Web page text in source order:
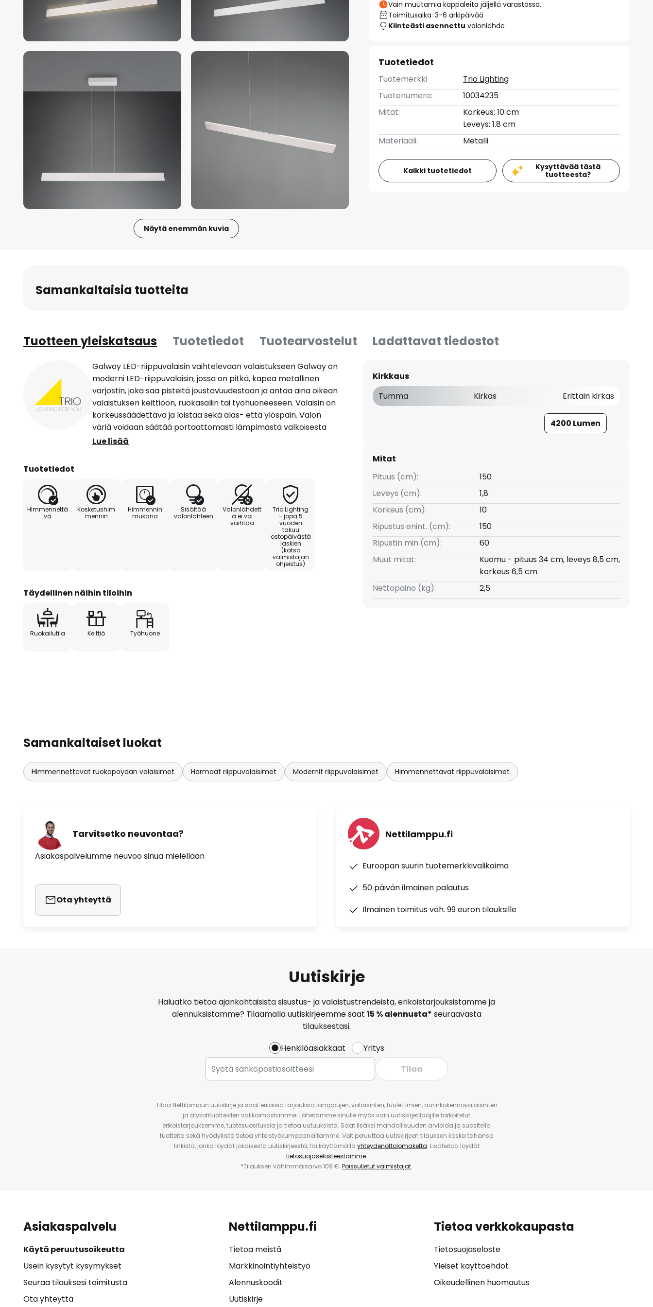
Näytä enemmän kuvia
Vain muutamia kappaleita jäljellä varastossa.
Toimitusaika: 3-6 arkipäivää
Kiinteästi asennettu valonlähde
Tuotetiedot
Tuotemerkki
Trio Lighting
Tuotenumero:
10034235
Mitat:
Korkeus: 10 cm
Leveys: 1.8 cm
Materiaali:
Metalli
Kaikki tuotetiedot
Kysyttävää tästä
tuotteesta?
Samankaltaisia tuotteita
Tuotteen yleiskatsaus Tuotetiedot Tuotearvostelut Ladattavat tiedostot
Galway LED-riippuvalaisin vaihtelevaan valaistukseen Galway on
moderni LED-riippuvalaisin, jossa on pitkä, kapea metallinen
varjostin, joka saa pisteitä joustavuudestaan ja antaa aina oikean
valaistuksen keittiöön, ruokasaliin tai työhuoneeseen. Valaisin on
korkeussäädettävä ja loistaa sekä alas- että ylöspäin. Valon
väriä voidaan säätää portaattomasti lämpimästä valkoisesta
valosta päivänvaloon valaisimessa olevan kytkimen avulla, ja
Lue lisää
Tuotetiedot
Himmennettä
vä
Kosketushim
mennin
Himmennin
mukana
Sisältää
valonlähteen
Valonlähdett
ä ei voi
vaihtaa
Trio Lighting
– jopa 5
vuoden
takuu
ostopäivästä
laskien
(katso
valmistajan
ohjeistus)
Täydellinen näihin tiloihin
Ruokailutila Keittiö Työhuone
Kirkkaus
Tumma
Kirkas Erittäin kirkas
4200 Lumen
Mitat
Pituus (cm):
150
Leveys (cm):
1,8
Korkeus (cm):
10
Ripustus enint. (cm):
150
Ripustin min (cm):
60
Muut mitat:
Kuomu - pituus 34 cm, leveys 8,5 cm,
korkeus 6,5 cm
Nettopaino (kg):
2,5
Samankaltaiset luokat
Himmennettävät ruokapöydän valaisimet Harmaat riippuvalaisimet Modernit riippuvalaisimet Himmennettävät riippuvalaisimet
Tarvitsetko neuvontaa?
Asiakaspalvelumme neuvoo sinua mielellään
Ota yhteyttä
Nettilamppu.fi
Euroopan suurin tuotemerkkivalikoima
50 päivän ilmainen palautus
Ilmainen toimitus väh. 99 euron tilauksille
Uutiskirje
Haluatko tietoa ajankohtaisista sisustus- ja valaistustrendeistä, erikoistarjouksistamme ja
alennuksistamme? Tilaamalla uutiskirjeemme saat 15 % alennusta* seuraavasta
tilauksestasi.
Henkilöasiakkaat
Yritys
Tilaa
Tilaa Nettilampun uutiskirje ja saat erilaisia tarjouksia lamppujen, valaisinten, tuulettimien, aurinkokennovalaisinten
ja älykotituotteiden valikoimastamme. Lähetämme sinulle myös vain uutiskirjetilaajille tarkoitetut
erikoistarjouksemme, tuotesuosituksia ja tietoa uutuuksista. Saat lisäksi mahdollisuuden arvioida ja suositella
tuotteita sekä hyödyllistä tietoa yhteistyökumppaneiltamme. Voit peruuttaa uutiskirjeen tilauksen koska tahansa
linkistä, jonka löydät jokaisesta uutiskirjeestä, tai käyttämällä yhteydenottolomaketta. Lisätietoa löydät
tietosuojaselosteestamme.
*Tilauksen vähimmäisarvo 109 €. Poissuljetut valmistajat.
Asiakaspalvelu
Käytä peruutusoikeutta
Usein kysytyt kysymykset
Seuraa tilauksesi toimitusta
Ota yhteyttä
Nettilamppu.fi
Tietoa meistä
Markkinointiyhteistyö
Alennuskoodit
Uutiskirje
Tietoa verkkokaupasta
Tietosuojaseloste
Yleiset käyttöehdot
Oikeudellinen huomautus